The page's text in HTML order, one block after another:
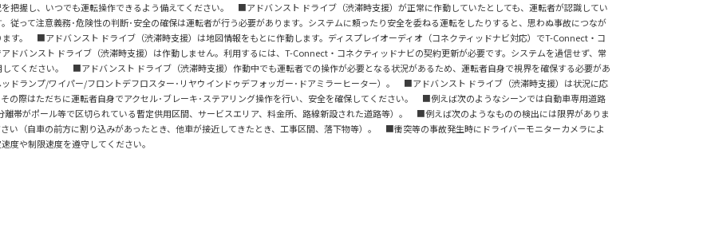
把握し、いつでも運転操作できるよう備えてください。 ■アドバンスト ドライブ（渋滞時支援）が正常に作動していたとしても、運転者が認識してい
従って注意義務･危険性の判断･安全の確保は運転者が行う必要があります。システムに頼ったり安全を委ねる運転をしたりすると、思わぬ事故につなが
す。 ■アドバンスト ドライブ（渋滞時支援）は地図情報をもとに作動します。ディスプレイオーディオ（コネクティッドナビ対応）でT-Connect・コ
ドバンスト ドライブ（渋滞時支援）は作動しません。利用するには、T-Connect・コネクティッドナビの契約更新が必要です。システムを過信せず、常
てください。 ■アドバンスト ドライブ（渋滞時支援）作動中でも運転者での操作が必要となる状況があるため、運転者自身で視界を確保する必要があ
ドランプ/ワイパー/フロントデフロスター･リヤウインドゥデフォッガー･ドアミラーヒーター）。 ■アドバンスト ドライブ（渋滞時支援）は状況に応
の際はただちに運転者自身でアクセル･ブレーキ･ステアリング操作を行い、安全を確保してください。 ■例えば次のようなシーンでは自動車専用道路
帯がポール等で区切られている暫定供用区間、サービスエリア、料金所、路線新設された道路等）。 ■例えば次のようなものの検出には限界がありま
い（自車の前方に割り込みがあったとき、他車が接近してきたとき、工事区間、落下物等）。 ■衝突等の事故発生時にドライバーモニターカメラによ
や制限速度を遵守してください。